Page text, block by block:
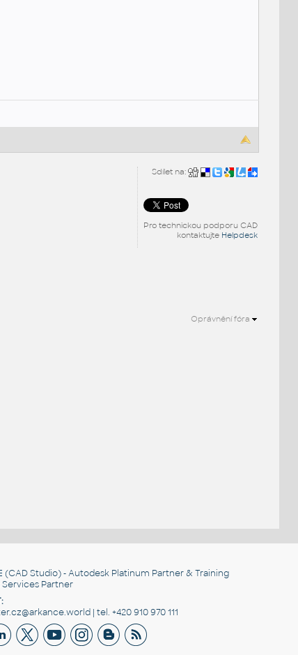
Sdílet na:
Pro technickou podporu CAD
kontaktujte Helpdesk
Oprávnění fóra
(CAD Studio) - Autodesk Platinum Partner & Training
Partner
| tel. +420 910 970 111